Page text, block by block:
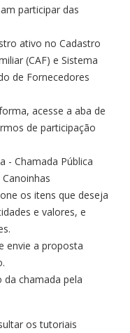
participar das
ativo no Cadastro
(CAF) e Sistema
de Fornecedores
acesse a aba de
de participação
- Chamada Pública
os itens que deseja
e valores, e
envie a proposta
chamada pela
os tutoriais